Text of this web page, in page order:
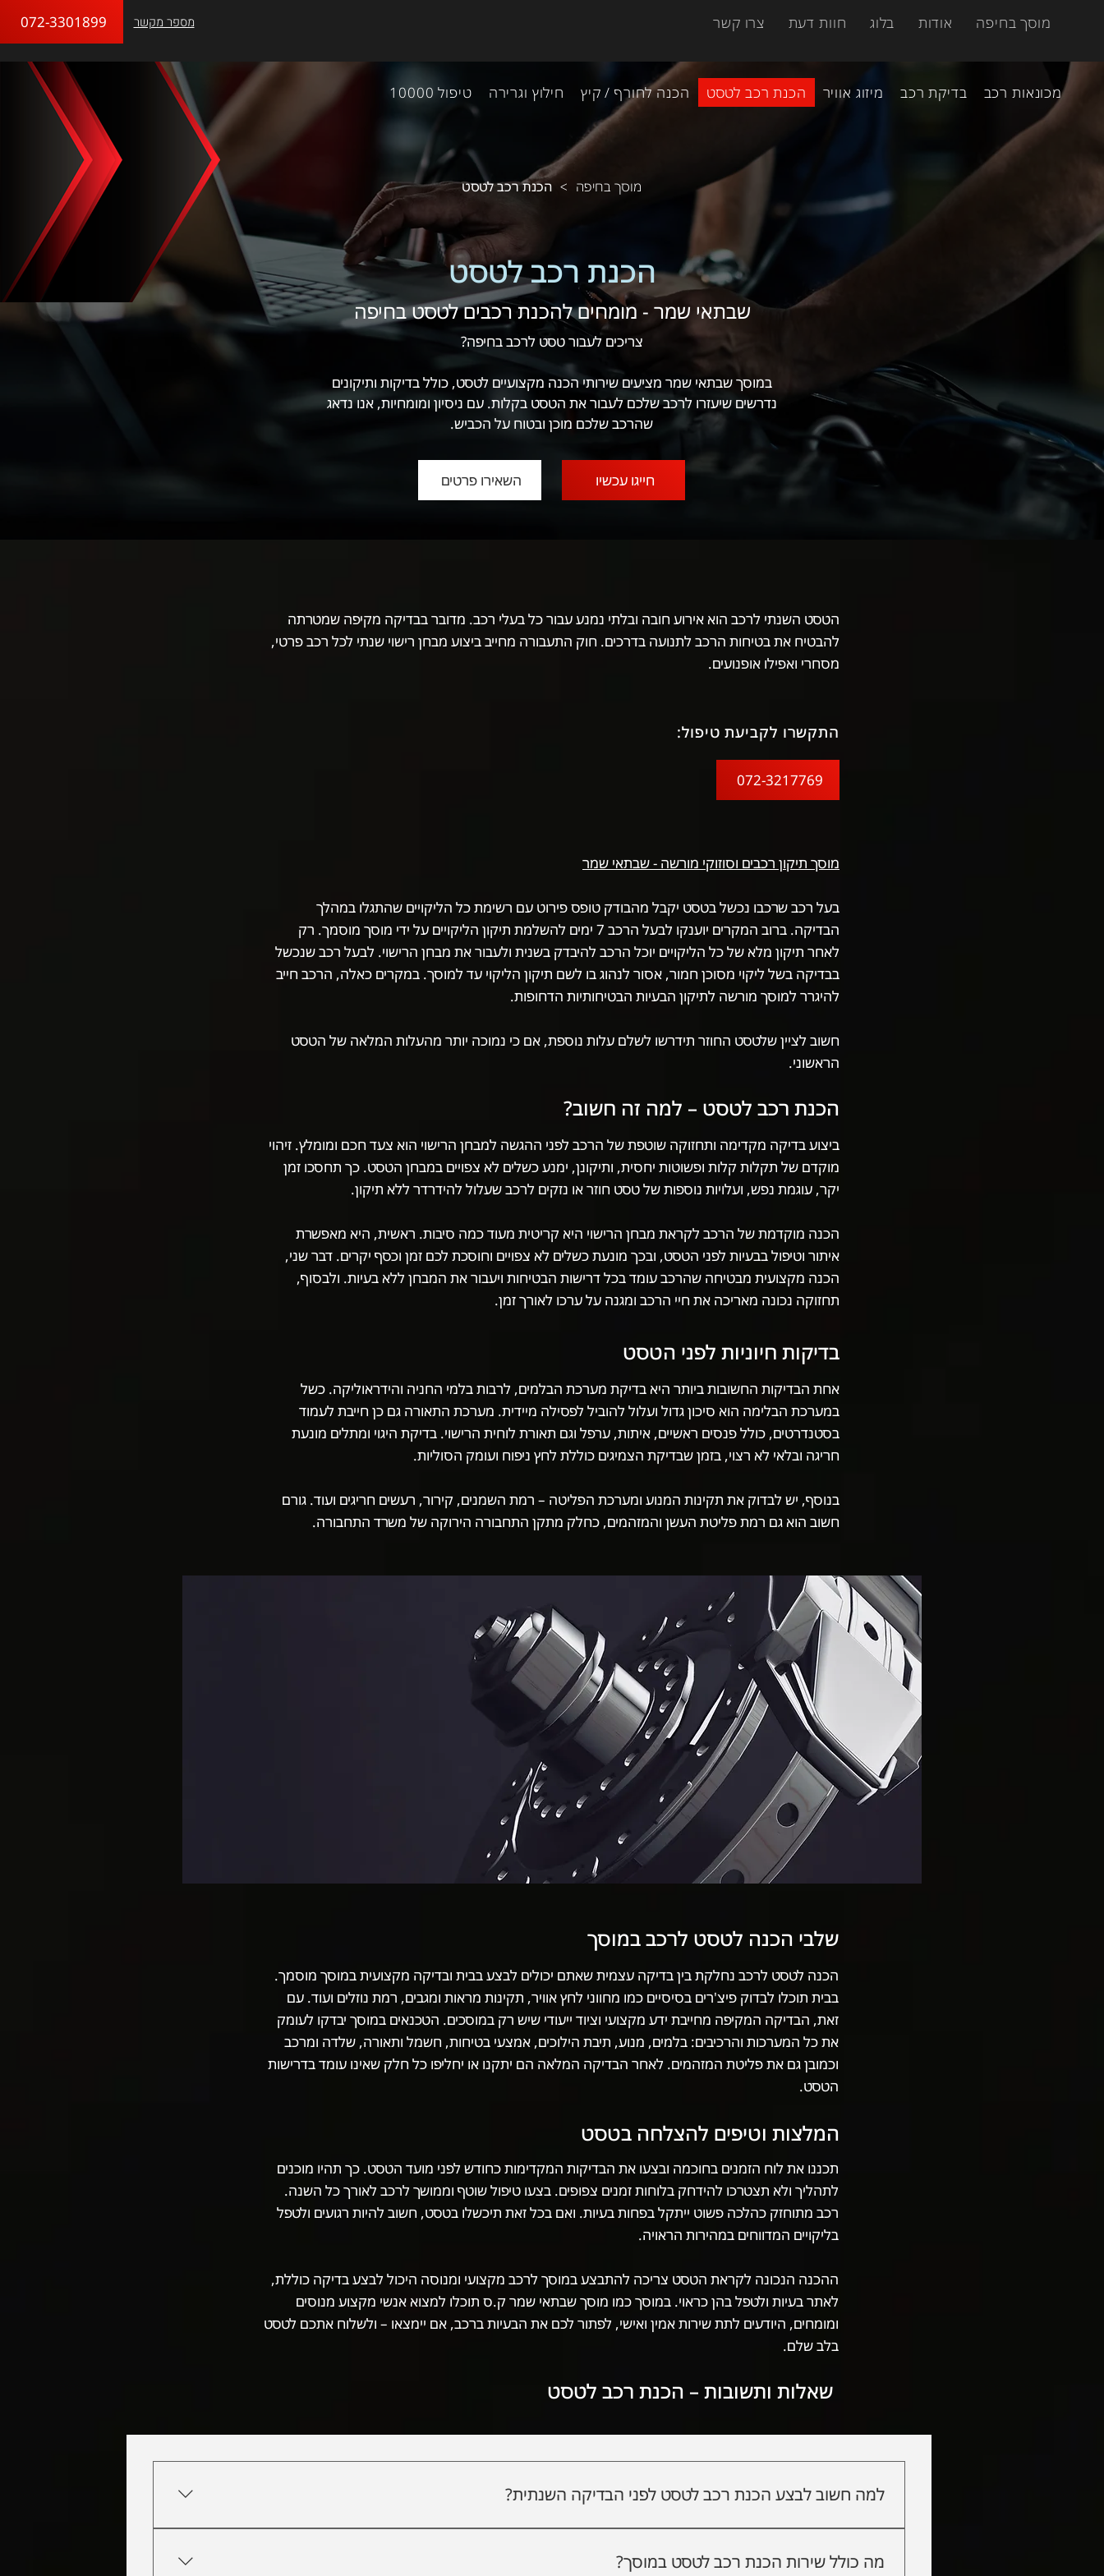
072-3301899 מספר מקשר מוסך בחיפה אודות בלוג חוות דעת צרו קשר
מכונאות רכב בדיקת רכב מיזוג אוויר הכנת רכב לטסט הכנה לחורף / קיץ חילוץ וגרירה טיפול 10000
מוסך בחיפה > הכנת רכב לטסט
הכנת רכב לטסט
שבתאי שמר - מומחים להכנת רכבים לטסט בחיפה
צריכים לעבור טסט לרכב בחיפה?
במוסך שבתאי שמר מציעים שירותי הכנה מקצועיים לטסט, כולל בדיקות ותיקונים
נדרשים שיעזרו לרכב שלכם לעבור את הטסט בקלות. עם ניסיון ומומחיות, אנו נדאג
שהרכב שלכם מוכן ובטוח על הכביש.
השאירו פרטים חייגו עכשיו
הטסט השנתי לרכב הוא אירוע חובה ובלתי נמנע עבור כל בעלי רכב. מדובר בבדיקה מקיפה שמטרתה
להבטיח את בטיחות הרכב לתנועה בדרכים. חוק התעבורה מחייב ביצוע מבחן רישוי שנתי לכל רכב פרטי,
מסחרי ואפילו אופנועים.
מוסך תיקון רכבים וסוזוקי מורשה - שבתאי שמר
בעל רכב שרכבו נכשל בטסט יקבל מהבודק טופס פירוט עם רשימת כל הליקויים שהתגלו במהלך
הבדיקה. ברוב המקרים יוענקו לבעל הרכב 7 ימים להשלמת תיקון הליקויים על ידי מוסך מוסמך. רק
לאחר תיקון מלא של כל הליקויים יוכל הרכב להיבדק בשנית ולעבור את מבחן הרישוי. לבעל רכב שנכשל
בבדיקה בשל ליקוי מסוכן חמור, אסור לנהוג בו לשם תיקון הליקוי עד למוסך. במקרים כאלה, הרכב חייב
להיגרר למוסך מורשה לתיקון הבעיות הבטיחותיות הדחופות.
חשוב לציין שלטסט החוזר תידרשו לשלם עלות נוספת, אם כי נמוכה יותר מהעלות המלאה של הטסט
הראשוני.
התקשרו לקביעת טיפול:
072-3217769
הכנת רכב לטסט – למה זה חשוב?
ביצוע בדיקה מקדימה ותחזוקה שוטפת של הרכב לפני ההגשה למבחן הרישוי הוא צעד חכם ומומלץ. זיהוי
מוקדם של תקלות קלות ופשוטות יחסית, ותיקונן, ימנע כשלים לא צפויים במבחן הטסט. כך תחסכו זמן
יקר, עוגמת נפש, ועלויות נוספות של טסט חוזר או נזקים לרכב שעלול להידרדר ללא תיקון.
הכנה מוקדמת של הרכב לקראת מבחן הרישוי היא קריטית מעוד כמה סיבות. ראשית, היא מאפשרת
איתור וטיפול בבעיות לפני הטסט, ובכך מונעת כשלים לא צפויים וחוסכת לכם זמן וכסף יקרים. דבר שני,
הכנה מקצועית מבטיחה שהרכב עומד בכל דרישות הבטיחות ויעבור את המבחן ללא בעיות. ולבסוף,
תחזוקה נכונה מאריכה את חיי הרכב ומגנה על ערכו לאורך זמן.
בדיקות חיוניות לפני הטסט
אחת הבדיקות החשובות ביותר היא בדיקת מערכת הבלמים, לרבות בלמי החניה והידראוליקה. כשל
במערכת הבלימה הוא סיכון גדול ועלול להוביל לפסילה מיידית. מערכת התאורה גם כן חייבת לעמוד
בסטנדרטים, כולל פנסים ראשיים, איתות, ערפל וגם תאורת לוחית הרישוי. בדיקת היגוי ומתלים מונעת
חריגה ובלאי לא רצוי, בזמן שבדיקת הצמיגים כוללת לחץ ניפוח ועומק הסוליות.
בנוסף, יש לבדוק את תקינות המנוע ומערכת הפליטה – רמת השמנים, קירור, רעשים חריגים ועוד. גורם
חשוב הוא גם רמת פליטת העשן והמזהמים, כחלק מתקן התחבורה הירוקה של משרד התחבורה.
שלבי הכנה לטסט לרכב במוסך
הכנה לטסט לרכב נחלקת בין בדיקה עצמית שאתם יכולים לבצע בבית ובדיקה מקצועית במוסך מוסמך.
בבית תוכלו לבדוק פיצ'רים בסיסיים כמו מחווני לחץ אוויר, תקינות מראות ומגבים, רמת נוזלים ועוד. עם
זאת, הבדיקה המקיפה מחייבת ידע מקצועי וציוד ייעודי שיש רק במוסכים. הטכנאים במוסך יבדקו לעומק
את כל המערכות והרכיבים: בלמים, מנוע, תיבת הילוכים, אמצעי בטיחות, חשמל ותאורה, שלדה ומרכב
וכמובן גם את פליטת המזהמים. לאחר הבדיקה המלאה הם יתקנו או יחליפו כל חלק שאינו עומד בדרישות
הטסט.
המלצות וטיפים להצלחה בטסט
תכננו את לוח הזמנים בחוכמה ובצעו את הבדיקות המקדימות כחודש לפני מועד הטסט. כך תהיו מוכנים
לתהליך ולא תצטרכו להידחק בלוחות זמנים צפופים. בצעו טיפול שוטף וממושך לרכב לאורך כל השנה.
רכב מתוחזק כהלכה פשוט ייתקל בפחות בעיות. ואם בכל זאת תיכשלו בטסט, חשוב להיות רגועים ולטפל
בליקויים המדווחים במהירות הראויה.
ההכנה הנכונה לקראת הטסט צריכה להתבצע במוסך לרכב מקצועי ומנוסה היכול לבצע בדיקה כוללת,
לאתר בעיות ולטפל בהן כראוי. במוסך כמו מוסך שבתאי שמר ק.ס תוכלו למצוא אנשי מקצוע מנוסים
ומומחים, היודעים לתת שירות אמין ואישי, לפתור לכם את הבעיות ברכב, אם יימצאו – ולשלוח אתכם לטסט
בלב שלם.
שאלות ותשובות – הכנת רכב לטסט
למה חשוב לבצע הכנת רכב לטסט לפני הבדיקה השנתית?
הטסט בפעם הראשונה וחוסכים זמן, כסף ועוגמת נפש.
מה כולל שירות הכנת רכב לטסט במוסך?